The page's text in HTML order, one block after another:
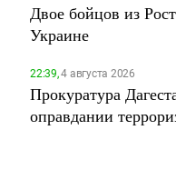
Двое бойцов из
Украине
22:39,4 августа 2026
Прокуратура
оправдании